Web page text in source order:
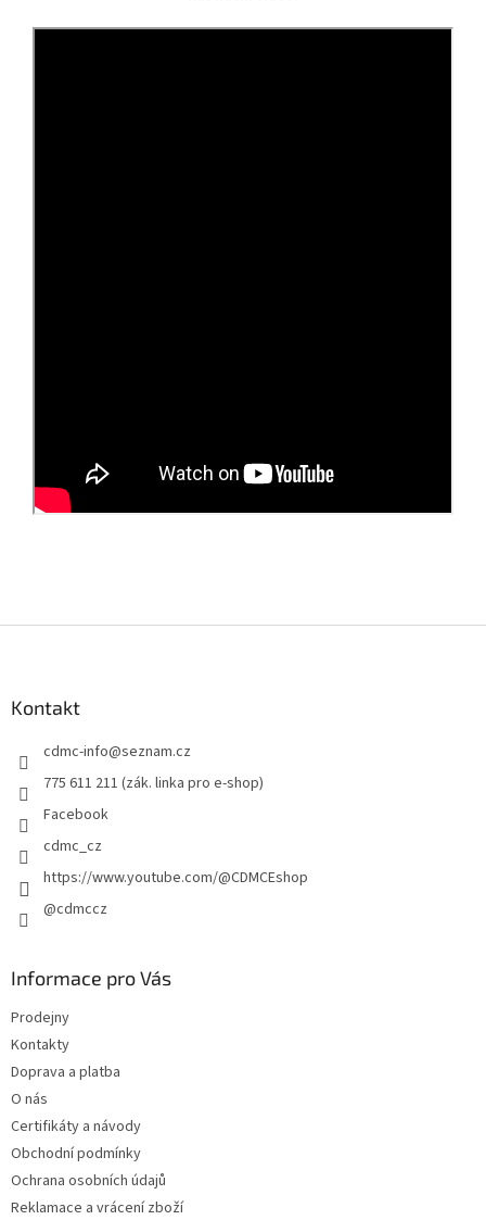
Kontakt
cdmc-info@seznam.cz
775 611 211 (zák. linka pro e-shop)
Facebook
cdmc_cz
https://www.youtube.com/@CDMCEshop
@cdmccz
Informace pro Vás
Prodejny
Kontakty
Doprava a platba
O nás
Certifikáty a návody
Obchodní podmínky
Ochrana osobních údajů
Reklamace a vrácení zboží